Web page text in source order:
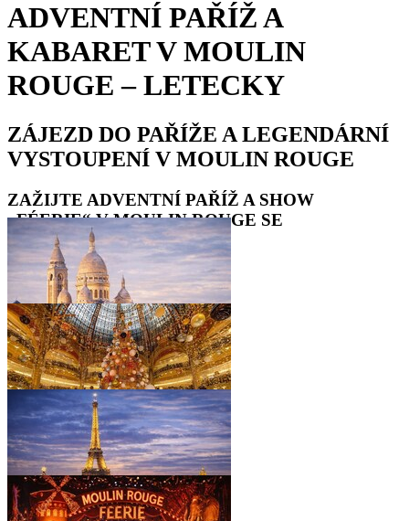
ADVENTNÍ PAŘÍŽ A
KABARET V MOULIN
ROUGE – LETECKY
ZÁJEZD DO PAŘÍŽE A LEGENDÁRNÍ
VYSTOUPENÍ V MOULIN ROUGE
ZAŽIJTE ADVENTNÍ PAŘÍŽ A SHOW
„FÉERIE“ V MOULIN ROUGE SE
ŠAMPAŇSKÝM
•• • ••••••• ••••